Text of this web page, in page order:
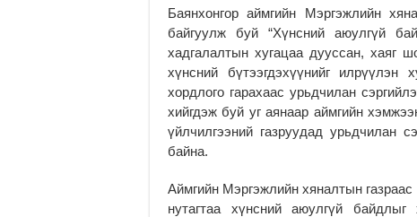
Баянхонгор аймгийн Мэргэжлийн
байгуулж буй “Хүнсний аюулгүй
хадгалалтын хугацаа дууссан, хаяг
хүнсний бүтээгдэхүүнийг илрүүлэн
хордлого гарахаас урьдчилан
хийгдэж буй уг аянаар аймгийн
үйлчилгээний газруудад урьдчилан
байна.
Аймгийн Мэргэжлийн хяналтын
нутагтаа хүнсний аюулгүй